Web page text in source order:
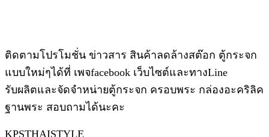
ติดตามโปรโมชั่น ข่าวสาร สินค้าลดล้างสต๊อก ตู้กระจก
แบบใหม่ๆได้ที่ เพจfacebook เว็บไซต์และทางLine
รับผลิตและจัดจำหน่ายตู้กระจก ครอบพระ กล่องอะคริลิค
ฐานพระ สอบถามได้นะคะ
KPSTHAISTYLE